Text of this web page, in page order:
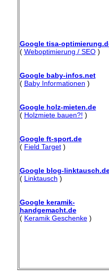
Google tisa-
( Weboptimierung / SEO)
Google baby-infos.net
( Baby Informationen )
Google holz-mieten.de
( Holzmiete bauen?! )
Google ft-sport.de
( Field Target)
Google blog-
( Linktausch )
Google keramik-
handgemacht.de
( Keramik Geschenke)